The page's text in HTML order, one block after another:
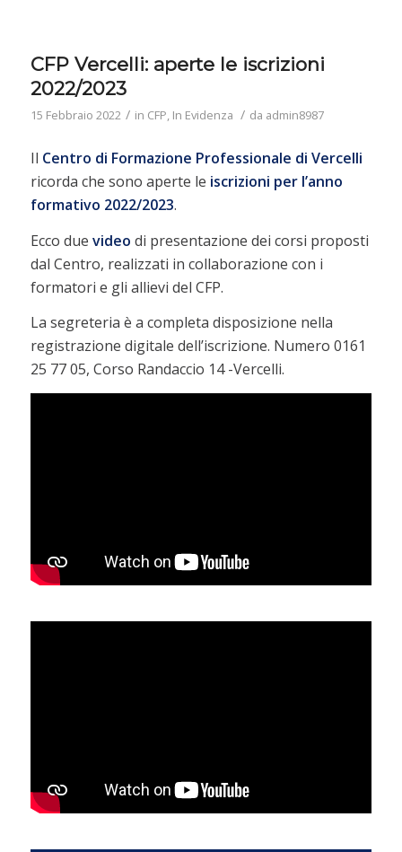
CFP Vercelli: aperte le iscrizioni
2022/2023
15 Febbraio 2022 / in CFP, In Evidenza / da admin8987
Il Centro di Formazione Professionale di Vercelli
ricorda che sono aperte le iscrizioni per l’anno
formativo 2022/2023.
Ecco due video di presentazione dei corsi proposti
dal Centro, realizzati in collaborazione con i
formatori e gli allievi del CFP.
La segreteria è a completa disposizione nella
registrazione digitale dell’iscrizione. Numero 0161
25 77 05, Corso Randaccio 14 -Vercelli.